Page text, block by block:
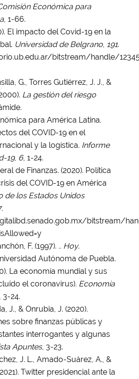
Económica para
, 1-66.
El impacto del Covid-19 en la
Universidad de Belgrano, 191.
bitstream/handle/
G., Torres Gutiérrez, J. J., &
La gestión del riesgo
para América Latina.
del COVID-19 en el
y la logística. Informe
19, 6, 1-24.
de Finanzas. (2020). Política
del COVID-19 en América
de los Estados Unidos
.
bitstream/
F. (1997). .. Hoy.
Autónoma de Puebla.
La economía mundial y sus
el coronavirus). Economía
3-24.
J., & Onrubia, J. (2020).
sobre finanzas públicas y
interrogantes y algunas
Apuntes, 3-23.
J. L., Amado-Suárez, A., &
Twitter presidencial ante la